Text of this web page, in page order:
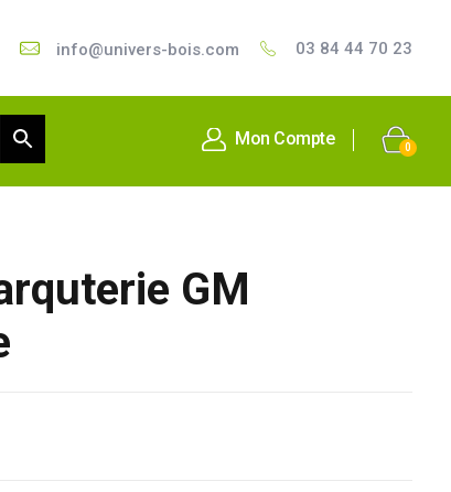
info@univers-bois.com 03 84 44 70 23
Mon Compte 0
GM